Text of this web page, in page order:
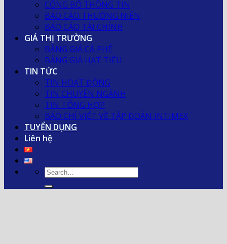
CÔNG BỐ THÔNG TIN
BÁO CÁO THƯỜNG NIÊN
BÁO CÁO TÀI CHÍNH
GIÁ THỊ TRƯỜNG
BẢNG GIÁ CÀ PHÊ
BẢNG GIÁ HẠT TIÊU
TIN TỨC
TIN HOẠT ĐỘNG
TIN CHUYÊN NGÀNH
TIN TỔNG HỢP
BÁO CHÍ VIẾT VỀ TẬP ĐOÀN INTIMEX
TUYỂN DỤNG
Liên hệ